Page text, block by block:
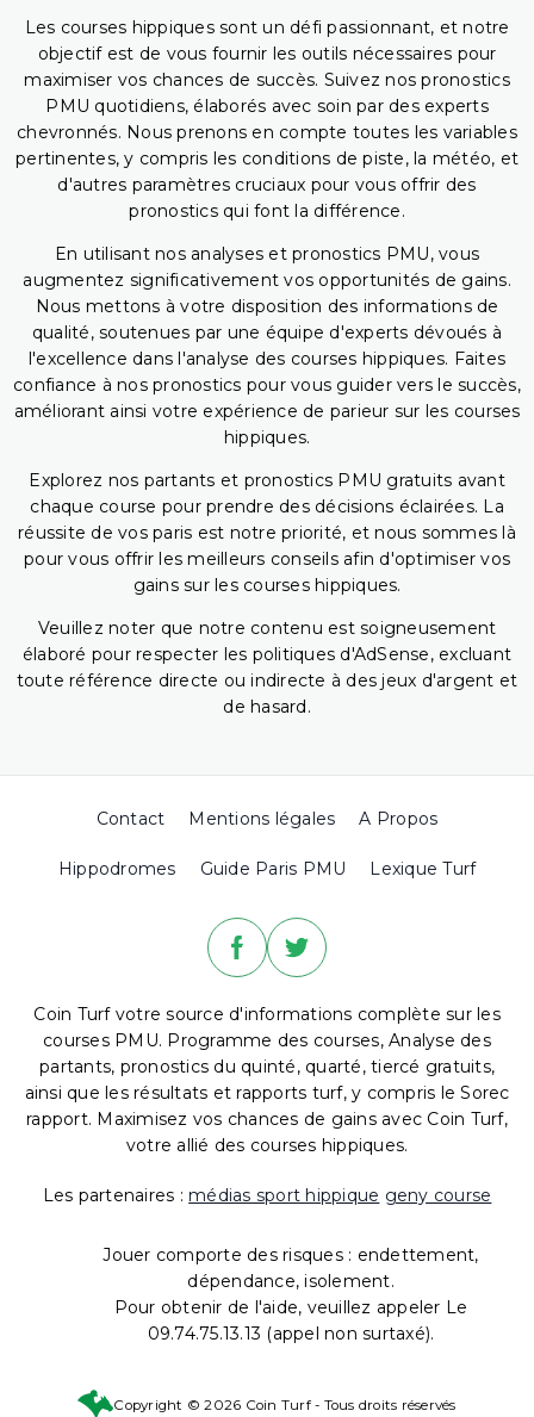
Les courses hippiques sont un défi passionnant, et notre
objectif est de vous fournir les outils nécessaires pour
maximiser vos chances de succès. Suivez nos pronostics
PMU quotidiens, élaborés avec soin par des experts
chevronnés. Nous prenons en compte toutes les variables
pertinentes, y compris les conditions de piste, la météo, et
d'autres paramètres cruciaux pour vous offrir des
pronostics qui font la différence.
En utilisant nos analyses et pronostics PMU, vous
augmentez significativement vos opportunités de gains.
Nous mettons à votre disposition des informations de
qualité, soutenues par une équipe d'experts dévoués à
l'excellence dans l'analyse des courses hippiques. Faites
confiance à nos pronostics pour vous guider vers le succès,
améliorant ainsi votre expérience de parieur sur les courses
hippiques.
Explorez nos partants et pronostics PMU gratuits avant
chaque course pour prendre des décisions éclairées. La
réussite de vos paris est notre priorité, et nous sommes là
pour vous offrir les meilleurs conseils afin d'optimiser vos
gains sur les courses hippiques.
Veuillez noter que notre contenu est soigneusement
élaboré pour respecter les politiques d'AdSense, excluant
toute référence directe ou indirecte à des jeux d'argent et
de hasard.
Contact Mentions légales A Propos
Hippodromes Guide Paris PMU Lexique Turf
Coin Turf votre source d'informations complète sur les
courses PMU. Programme des courses, Analyse des
partants, pronostics du quinté, quarté, tiercé gratuits,
ainsi que les résultats et rapports turf, y compris le Sorec
rapport. Maximisez vos chances de gains avec Coin Turf,
votre allié des courses hippiques.
Les partenaires : médias sport hippique geny course
Jouer comporte des risques : endettement,
dépendance, isolement.
Pour obtenir de l'aide, veuillez appeler Le
09.74.75.13.13 (appel non surtaxé).
Copyright © 2026 Coin Turf - Tous droits réservés